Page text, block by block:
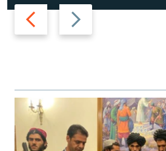
Previous
slide
Next
slide